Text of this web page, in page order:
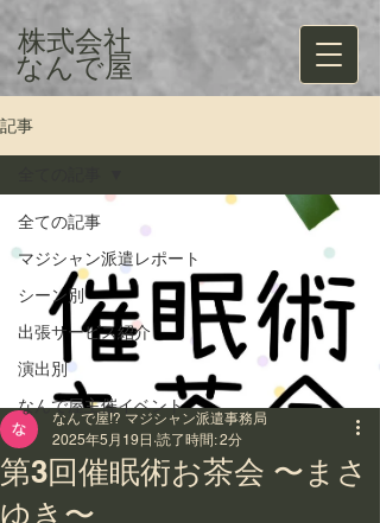
株式会社
​なんで屋
記事
全ての記事
マジシャン派遣レポート
シーン別
出張サービス紹介
演出別
なんで屋主催イベント
第3回催眠術お茶会 〜まさ
ゆき〜
なんで屋!? マジシャン派遣事務局
2025年5月19日 読了時間: 2分